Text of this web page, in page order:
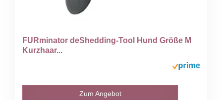
FURminator deShedding-Tool Hund Größe M
Kurzhaar...
Zum Angebot